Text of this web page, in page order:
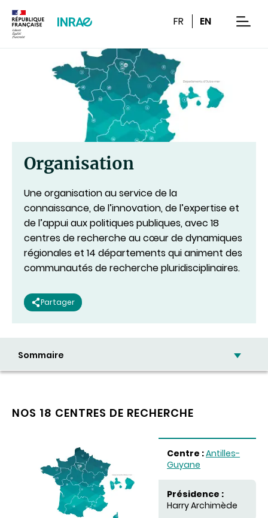
FR EN
Organisation
Une organisation au service de la
connaissance, de l’innovation, de l’expertise et
de l’appui aux politiques publiques, avec 18
centres de recherche au cœur de dynamiques
régionales et 14 départements qui animent des
communautés de recherche pluridisciplinaires.
Partager
Sommaire
NOS 18 CENTRES DE RECHERCHE
Centre
Présidence
Antilles-
Guyane
Harry Archimède